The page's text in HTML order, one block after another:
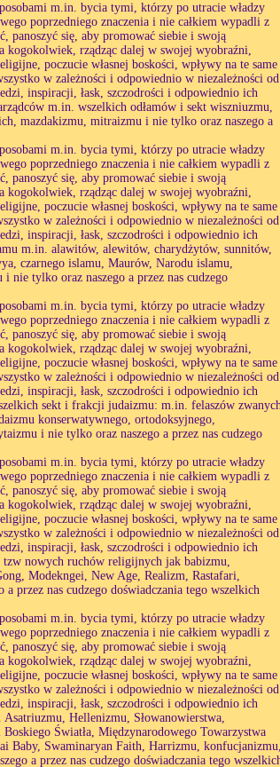
m.in. bycia tymi, którzy po utracie władzy
poprzedniego znaczenia i nie całkiem wypadli z
panoszyć się, aby promować siebie i swoją
kogokolwiek, rządząc dalej w swojej wyobraźni,
poczucie własnej boskości, wpływy na te same
w zależności i odpowiednio w niezależności od
inspiracji, łask, szczodrości i odpowiednio ich
m.in. wszelkich odłamów i sekt wiszniuzmu,
mazdakizmu, mitraizmu i nie tylko oraz naszego a
m.in. bycia tymi, którzy po utracie władzy
poprzedniego znaczenia i nie całkiem wypadli z
panoszyć się, aby promować siebie i swoją
kogokolwiek, rządząc dalej w swojej wyobraźni,
poczucie własnej boskości, wpływy na te same
w zależności i odpowiednio w niezależności od
inspiracji, łask, szczodrości i odpowiednio ich
m.in. alawitów, alewitów, charydżytów, sunnitów,
czarnego islamu, Maurów, Narodu islamu,
tylko oraz naszego a przez nas cudzego
m.in. bycia tymi, którzy po utracie władzy
poprzedniego znaczenia i nie całkiem wypadli z
panoszyć się, aby promować siebie i swoją
kogokolwiek, rządząc dalej w swojej wyobraźni,
poczucie własnej boskości, wpływy na te same
w zależności i odpowiednio w niezależności od
inspiracji, łask, szczodrości i odpowiednio ich
sekt i frakcji judaizmu: m.in. felaszów
konserwatywnego, ortodoksyjnego,
i nie tylko oraz naszego a przez nas cudzego
m.in. bycia tymi, którzy po utracie władzy
poprzedniego znaczenia i nie całkiem wypadli z
panoszyć się, aby promować siebie i swoją
kogokolwiek, rządząc dalej w swojej wyobraźni,
poczucie własnej boskości, wpływy na te same
w zależności i odpowiednio w niezależności od
inspiracji, łask, szczodrości i odpowiednio ich
nowych ruchów religijnych jak babizmu,
Modekngei, New Age, Realizm, Rastafari,
przez nas cudzego doświadczania tego wszelkich
m.in. bycia tymi, którzy po utracie władzy
poprzedniego znaczenia i nie całkiem wypadli z
panoszyć się, aby promować siebie i swoją
kogokolwiek, rządząc dalej w swojej wyobraźni,
poczucie własnej boskości, wpływy na te same
w zależności i odpowiednio w niezależności od
inspiracji, łask, szczodrości i odpowiednio ich
Hellenizmu, Słowanowierstwa,
Światła, Międzynarodowego Towarzystwa
Baby, Swaminaryan Faith, Harrizmu, konfucjanizmu,
a przez nas cudzego doświadczania tego